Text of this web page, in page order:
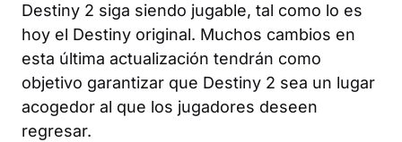
Destiny 2 siga siendo jugable, tal como lo es
hoy el Destiny original. Muchos cambios en
esta última actualización tendrán como
objetivo garantizar que Destiny 2 sea un lugar
acogedor al que los jugadores deseen
regresar.